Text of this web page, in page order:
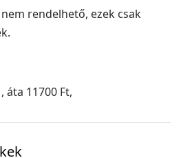
rendelhető, ezek csak
áta 11700 Ft,